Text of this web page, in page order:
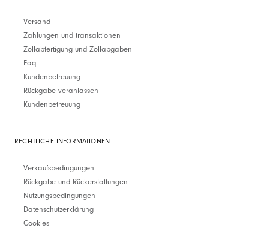
Versand
Zahlungen und transaktionen
Zollabfertigung und Zollabgaben
Faq
Kundenbetreuung
Rückgabe veranlassen
Kundenbetreuung
RECHTLICHE INFORMATIONEN
Verkaufsbedingungen
Rückgabe und Rückerstattungen
Nutzungsbedingungen
Datenschutzerklärung
Cookies